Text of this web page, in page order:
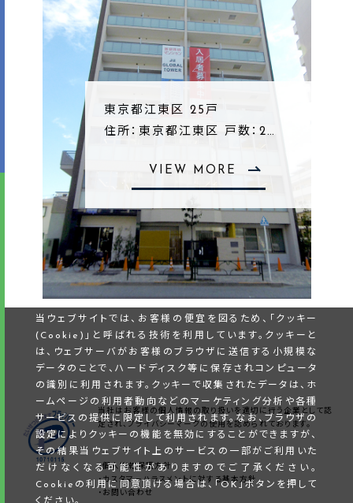
東京都江東区 25戸
住所：東京都江東区 戸数：2…
VIEW MORE
当社はお客様の個人情報の取り扱いを適切に行う企業として認
定され、プライバシーマークの使用を認められております。
・個人情報保護方針
・カスタマーハラスメントに対する基本方針
・お問い合わせ
当ウェブサイトでは、お客様の便宜を図るため、「クッキー
(Cookie)」と呼ばれる技術を利用しています。クッキーと
は、ウェブサーバがお客様のブラウザに送信する小規模な
データのことで、ハードディスク等に保存されコンピュータ
の識別に利用されます。クッキーで収集されたデータは、ホ
ームページの利用者動向などのマーケティング分析や各種
サービスの提供に限定して利用されます。なお、ブラウザの
設定によりクッキーの機能を無効にすることができますが、
その結果当ウェブサイト上のサービスの一部がご利用いた
だけなくなる可能性がありますのでご了承ください。
Cookieの利用に同意頂ける場合は、「OK」ボタンを押して
ください。